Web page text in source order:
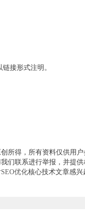
接形式注明。
所得，所有资料仅供用
们联系进行举报，并提
SEO优化核心技术文章感